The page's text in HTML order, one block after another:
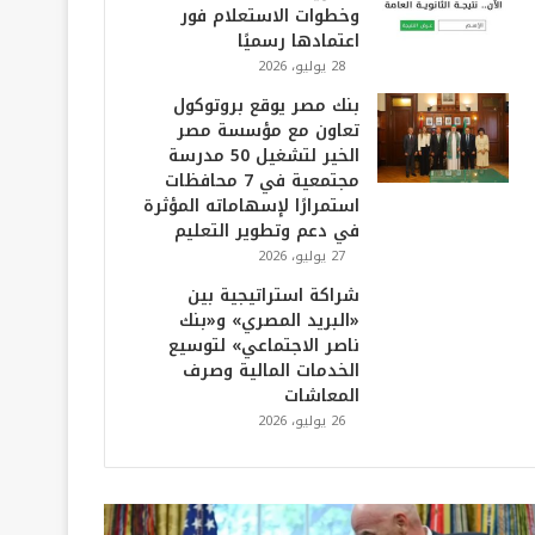
وخطوات الاستعلام فور
اعتمادها رسميًا
28 يوليو، 2026
بنك مصر يوقع بروتوكول
تعاون مع مؤسسة مصر
الخير لتشغيل 50 مدرسة
مجتمعية في 7 محافظات
استمرارًا لإسهاماته المؤثرة
في دعم وتطوير التعليم
27 يوليو، 2026
شراكة استراتيجية بين
«البريد المصري» و«بنك
ناصر الاجتماعي» لتوسيع
الخدمات المالية وصرف
المعاشات
26 يوليو، 2026